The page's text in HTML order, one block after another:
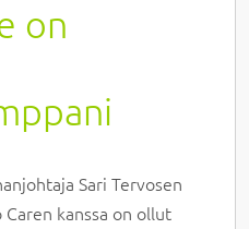
on
Sari Tervosen
kanssa on ollut